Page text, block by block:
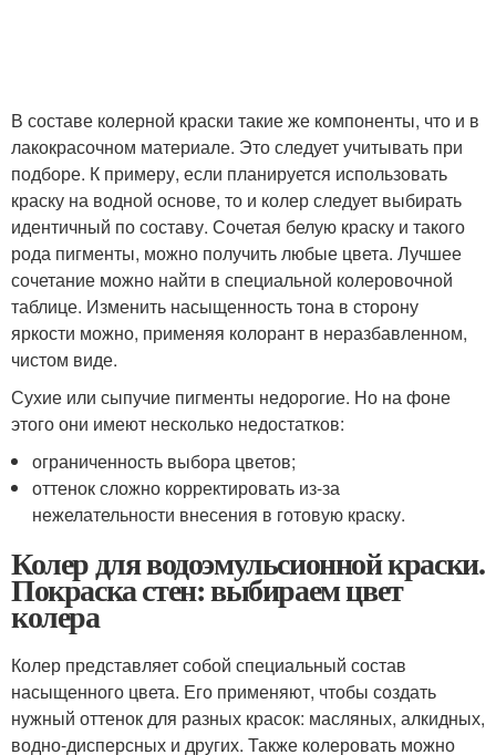
В составе колерной краски такие же компоненты, что и в
лакокрасочном материале. Это следует учитывать при
подборе. К примеру, если планируется использовать
краску на водной основе, то и колер следует выбирать
идентичный по составу. Сочетая белую краску и такого
рода пигменты, можно получить любые цвета. Лучшее
сочетание можно найти в специальной колеровочной
таблице. Изменить насыщенность тона в сторону
яркости можно, применяя колорант в неразбавленном,
чистом виде.
Сухие или сыпучие пигменты недорогие. Но на фоне
этого они имеют несколько недостатков:
ограниченность выбора цветов;
оттенок сложно корректировать из-за
нежелательности внесения в готовую краску.
Колер для водоэмульсионной краски.
Покраска стен: выбираем цвет
колера
Колер представляет собой специальный состав
насыщенного цвета. Его применяют, чтобы создать
нужный оттенок для разных красок: масляных, алкидных,
водно-дисперсных и других. Также колеровать можно